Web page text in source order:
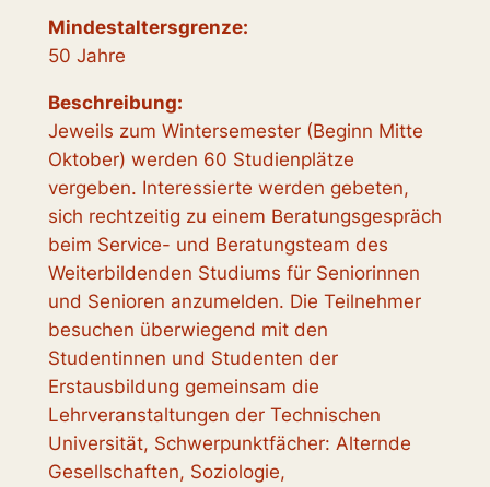
Mindestaltersgrenze:
50 Jahre
Beschreibung:
Jeweils zum Wintersemester (Beginn Mitte
Oktober) werden 60 Studienplätze
vergeben. Interessierte werden gebeten,
sich rechtzeitig zu einem Beratungsgespräch
beim Service- und Beratungsteam des
Weiterbildenden Studiums für Seniorinnen
und Senioren anzumelden. Die Teilnehmer
besuchen überwiegend mit den
Studentinnen und Studenten der
Erstausbildung gemeinsam die
Lehrveranstaltungen der Technischen
Universität, Schwerpunktfächer: Alternde
Gesellschaften, Soziologie,